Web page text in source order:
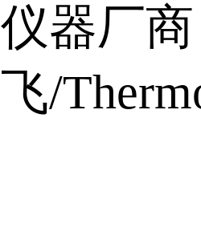
仪器厂
飞/